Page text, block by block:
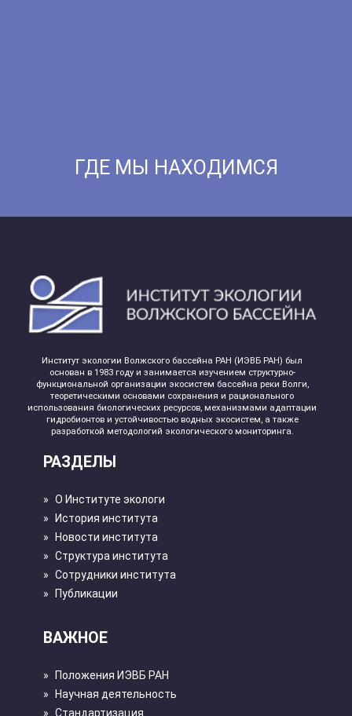
ГДЕ МЫ НАХОДИМСЯ
Институт экологии Волжского бассейна РАН (ИЭВБ РАН) был
основан в 1983 году и занимается изучением структурно-
функциональной организации экосистем бассейна реки Волги,
теоретическими основами сохранения и рационального
использования биологических ресурсов, механизмами адаптации
гидробионтов и устойчивостью водных экосистем, а также
разработкой методологий экологического мониторинга.
РАЗДЕЛЫ
» О Институте экологи
» История института
» Новости института
» Структура института
» Сотрудники института
» Публикации
ВАЖНОЕ
» Положения ИЭВБ РАН
» Научная деятельность
» Стандартизация